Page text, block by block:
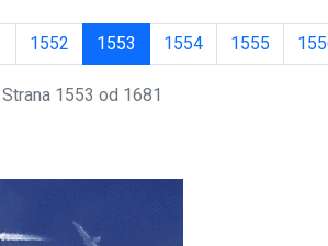
1552 1553 1554 1555
Strana 1553 od 1681